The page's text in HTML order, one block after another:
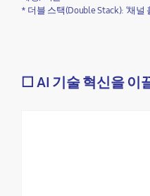
* 더블 스택(Double Stack): ‘채널
☐ AI 기술 혁신을 이